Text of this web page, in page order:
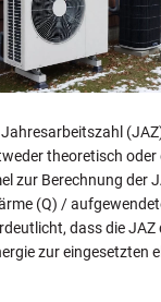
theoretisch
zur Berechnung der
(Q) /
dass die
zur eingesetzten